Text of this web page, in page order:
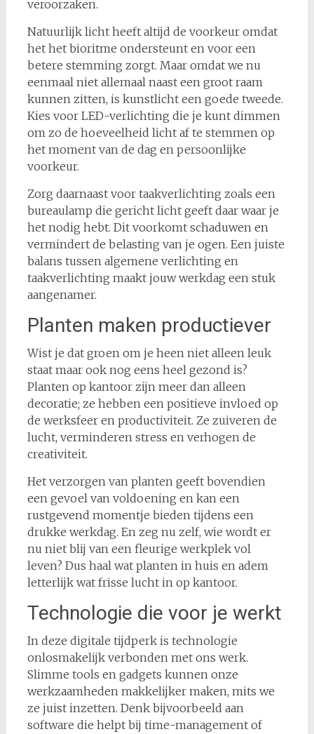
veroorzaken.
Natuurlijk licht heeft altijd de voorkeur omdat
het het bioritme ondersteunt en voor een
betere stemming zorgt. Maar omdat we nu
eenmaal niet allemaal naast een groot raam
kunnen zitten, is kunstlicht een goede tweede.
Kies voor LED-verlichting die je kunt dimmen
om zo de hoeveelheid licht af te stemmen op
het moment van de dag en persoonlijke
voorkeur.
Zorg daarnaast voor taakverlichting zoals een
bureaulamp die gericht licht geeft daar waar je
het nodig hebt. Dit voorkomt schaduwen en
vermindert de belasting van je ogen. Een juiste
balans tussen algemene verlichting en
taakverlichting maakt jouw werkdag een stuk
aangenamer.
Planten maken productiever
Wist je dat groen om je heen niet alleen leuk
staat maar ook nog eens heel gezond is?
Planten op kantoor zijn meer dan alleen
decoratie; ze hebben een positieve invloed op
de werksfeer en productiviteit. Ze zuiveren de
lucht, verminderen stress en verhogen de
creativiteit.
Het verzorgen van planten geeft bovendien
een gevoel van voldoening en kan een
rustgevend momentje bieden tijdens een
drukke werkdag. En zeg nu zelf, wie wordt er
nu niet blij van een fleurige werkplek vol
leven? Dus haal wat planten in huis en adem
letterlijk wat frisse lucht in op kantoor.
Technologie die voor je werkt
In deze digitale tijdperk is technologie
onlosmakelijk verbonden met ons werk.
Slimme tools en gadgets kunnen onze
werkzaamheden makkelijker maken, mits we
ze juist inzetten. Denk bijvoorbeeld aan
software die helpt bij time-management of